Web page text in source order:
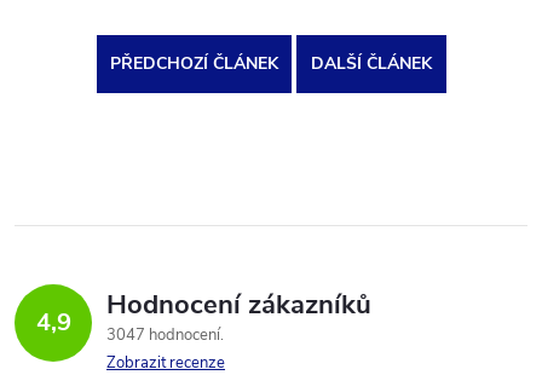
PŘEDCHOZÍ ČLÁNEK DALŠÍ ČLÁNEK
4,9 Hodnocení zákazníků
3047 hodnocení
Zobrazit recenze